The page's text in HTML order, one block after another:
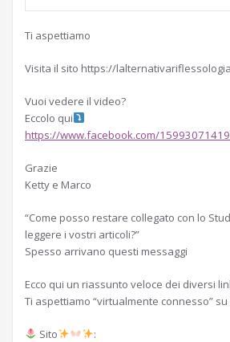
Ti aspettiamo
Visita il sito https://
Vuoi vedere il video?
Eccolo qui
https://www.facebook.com/
Grazie
Ketty e Marco
“Come posso restare collegato con lo
leggere i vostri articoli?”
Spesso arrivano questi messaggi
Ecco qui un riassunto veloce dei diversi
Ti aspettiamo “virtualmente connesso”
Sito
: